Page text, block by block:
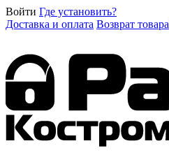
Войти Где установить?
Доставка и оплата Возврат товара